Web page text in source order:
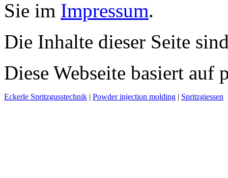
Sie im Impressum.
Die Inhalte dieser Seite
Diese Webseite basiert auf
Eckerle Spritzgusstechnik | Powder injection molding | Spritzgiessen